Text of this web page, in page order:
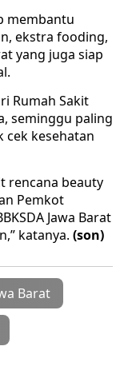
membantu
ekstra fooding,
yang juga siap
Rumah Sakit
seminggu paling
kesehatan
rencana beauty
Pemkot
Jawa Barat
katanya. (son)
Barat